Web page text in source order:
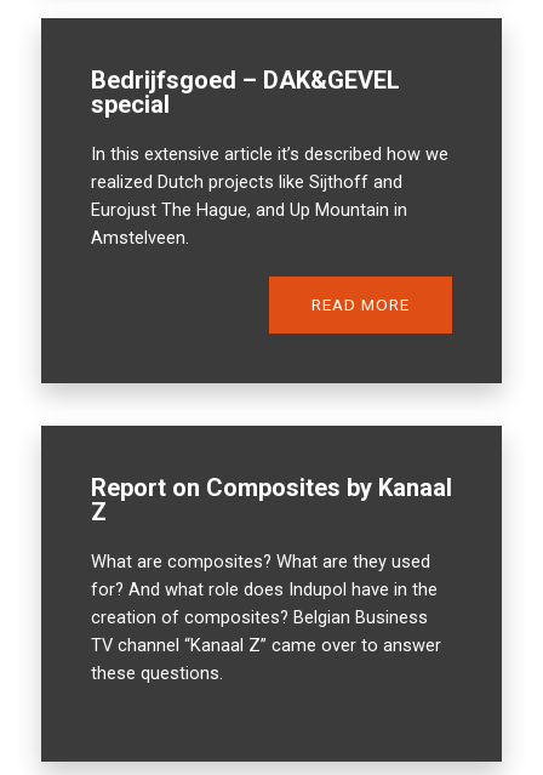
Bedrijfsgoed – DAK&GEVEL
special
In this extensive article it’s described how we
realized Dutch projects like Sijthoff and
Eurojust The Hague, and Up Mountain in
Amstelveen.
READ MORE
Report on Composites by Kanaal
Z
What are composites? What are they used
for? And what role does Indupol have in the
creation of composites? Belgian Business
TV channel “Kanaal Z” came over to answer
these questions.